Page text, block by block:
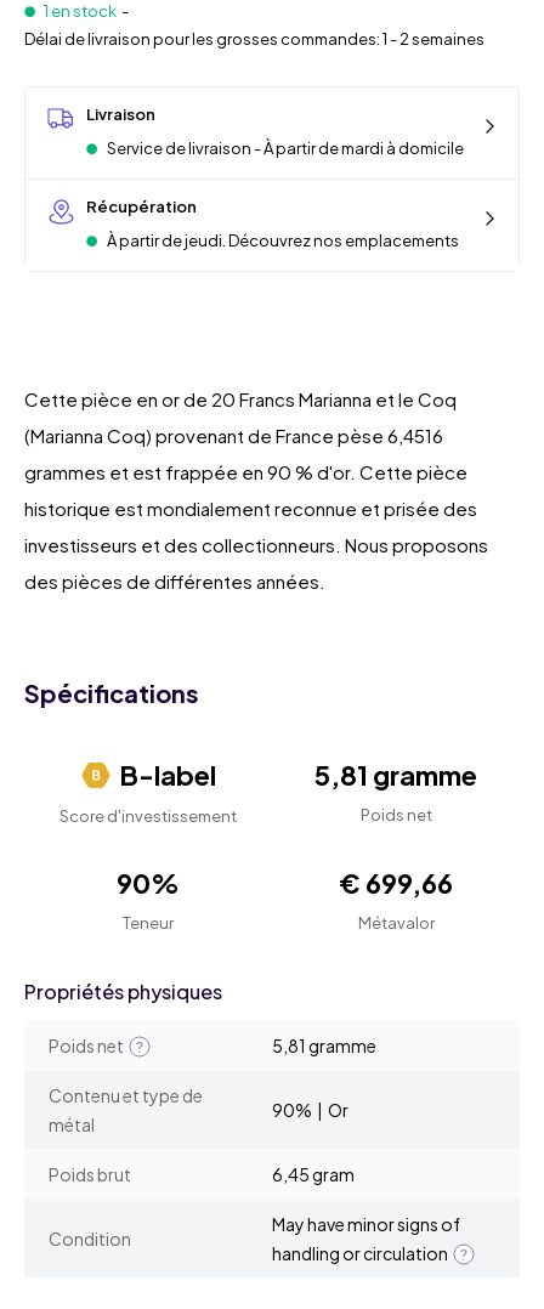
1 en stock -
Délai de livraison pour les grosses commandes: 1 - 2 semaines
Livraison
Service de livraison - À partir de mardi à domicile
Récupération
À partir de jeudi. Découvrez nos emplacements
Cette pièce en or de 20 Francs Marianna et le Coq
(Marianna Coq) provenant de France pèse 6,4516
grammes et est frappée en 90 % d'or. Cette pièce
historique est mondialement reconnue et prisée des
investisseurs et des collectionneurs. Nous proposons
des pièces de différentes années.
Spécifications
B-label
Score d'investissement
5,81 gramme
Poids net
90%
Teneur
€ 699,66
Métavalor
Propriétés physiques
Poids net 5,81 gramme
Contenu et type de
métal
90% | Or
Poids brut 6,45 gram
Condition
May have minor signs of
handling or circulation